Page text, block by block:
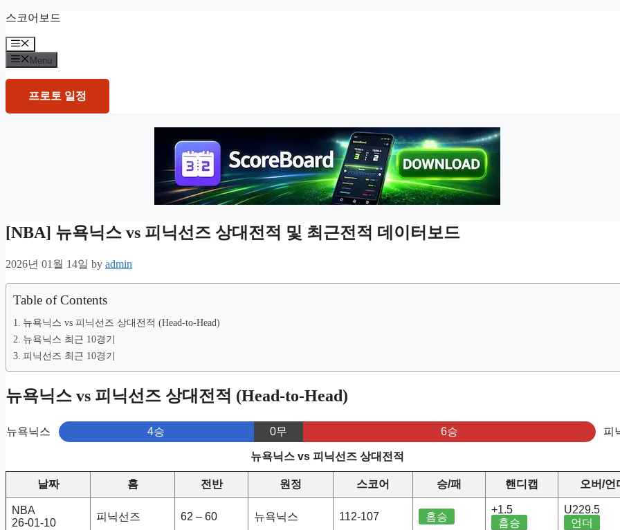
Skip
content
스코어보드
Menu
Menu
프로토 일정
[NBA] 뉴욕닉스 vs 피닉선즈 상대전적 및 최근전적 데이터보드
2026년 01월 14일 by admin
Table of Contents
뉴욕닉스 vs 피닉선즈 상대전적 (Head-to-Head)
뉴욕닉스 최근 10경기
피닉선즈 최근 10경기
뉴욕닉스 vs 피닉선즈 상대전적 (Head-to-Head)
뉴욕닉스 4승 0무 6승 피
뉴욕닉스 vs 피닉선즈 상대전적
날짜 홈 전반 원정 스코어 승/패 핸디캡 오버/언
NBA
26-01-10
피닉선즈 62 – 60 뉴욕닉스 112-107 홈승
+1.5
홈승
U229.5
언더